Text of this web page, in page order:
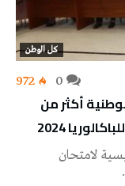
كل الوطن
972
أكثر من
لامتحان